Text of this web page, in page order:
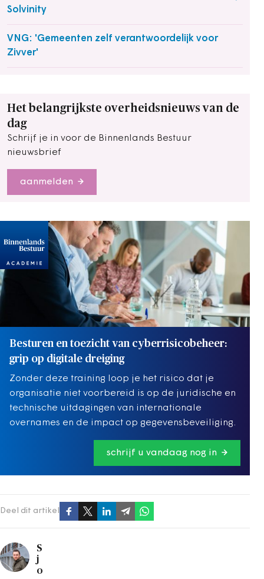
Solvinity
VNG: 'Gemeenten zelf verantwoordelijk voor
Zivver'
Het belangrijkste overheidsnieuws van de
dag
Schrijf je in voor de Binnenlands Bestuur
nieuwsbrief
aanmelden
Besturen en toezicht van cyberrisicobeheer:
grip op digitale dreiging
Zonder deze training loop je het risico dat je
organisatie niet voorbereid is op de juridische en
technische uitdagingen van internationale
overnames en de impact op gegevensbeveiliging.
schrijf u vandaag nog in
Deel dit artikel
S
j
o